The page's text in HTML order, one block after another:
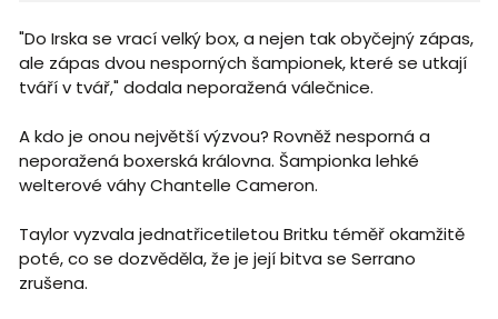
"Do Irska se vrací velký box, a nejen tak obyčejný zápas,
ale zápas dvou nesporných šampionek, které se utkají
tváří v tvář," dodala neporažená válečnice.
A kdo je onou největší výzvou? Rovněž nesporná a
neporažená boxerská královna. Šampionka lehké
welterové váhy Chantelle Cameron.
Taylor vyzvala jednatřicetiletou Britku téměř okamžitě
poté, co se dozvěděla, že je její bitva se Serrano
zrušena.